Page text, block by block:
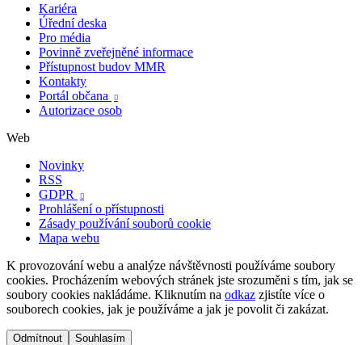
Kariéra
Úřední deska
Pro média
Povinně zveřejněné informace
Přístupnost budov MMR
Kontakty
Portál občana

Autorizace osob
Web
Novinky
RSS
GDPR

Prohlášení o přístupnosti
Zásady používání souborů cookie
Mapa webu
K provozování webu a analýze návštěvnosti používáme soubory
cookies. Procházením webových stránek jste srozuměni s tím, jak se
soubory cookies nakládáme. Kliknutím na odkaz zjistíte více o
souborech cookies, jak je používáme a jak je povolit či zakázat.
Odmítnout Souhlasím